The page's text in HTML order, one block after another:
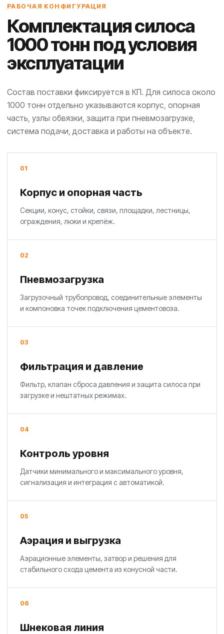
РАБОЧАЯ КОНФИГУРАЦИЯ
Комплектация силоса
1000 тонн под условия
эксплуатации
Состав поставки фиксируется в КП. Для силоса около
1000 тонн отдельно указываются корпус, опорная
часть, узлы обвязки, защита при пневмозагрузке,
система подачи, доставка и работы на объекте.
01
Корпус и опорная часть
Секции, конус, стойки, связи, площадки, лестницы,
ограждения, люки и крепёж.
02
Пневмозагрузка
Загрузочный трубопровод, соединительные элементы
и компоновка точек подключения цементовоза.
03
Фильтрация и давление
Фильтр, клапан сброса давления и защита силоса при
загрузке и нештатных режимах.
04
Контроль уровня
Датчики минимального и максимального уровня,
сигнализация и интеграция с автоматикой.
05
Аэрация и выгрузка
Аэрационные элементы, затвор и решения для
стабильного схода цемента из конусной части.
06
Шнековая линия